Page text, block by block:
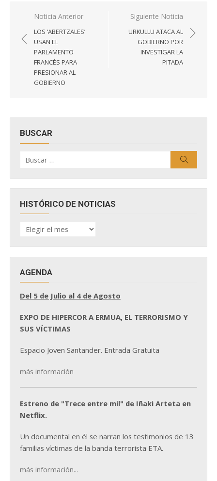
Navegación
entradas
Noticia Anterior
LOS ‘ABERTZALES’
USAN EL
PARLAMENTO
FRANCÉS PARA
PRESIONAR AL
GOBIERNO
Siguiente Noticia
URKULLU ATACA AL
GOBIERNO POR
INVESTIGAR LA
PITADA
BUSCAR
por:
HISTÓRICO DE NOTICIAS
HISTÓRICO
DE
AGENDA
Del 5 de Julio al 4 de Agosto
EXPO DE HIPERCOR A ERMUA, EL TERRORISMO Y
SUS VÍCTIMAS
Espacio Joven Santander. Entrada Gratuita
más información
Estreno de "Trece entre mil" de Iñaki Arteta en
Netflix.
Un documental en él se narran los testimonios de 13
familias víctimas de la banda terrorista ETA.
más información...